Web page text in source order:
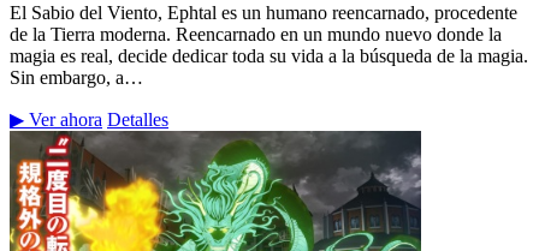
El Sabio del Viento, Ephtal es un humano reencarnado, procedente
de la Tierra moderna. Reencarnado en un mundo nuevo donde la
magia es real, decide dedicar toda su vida a la búsqueda de la magia.
Sin embargo, a…
▶ Ver ahora Detalles